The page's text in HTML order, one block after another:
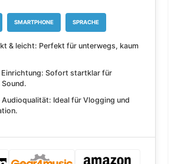
SMARTPHONE SPRACHE
& leicht: Perfekt für unterwegs, kaum
Einrichtung: Sofort startklar für
Ideal für Vlogging und